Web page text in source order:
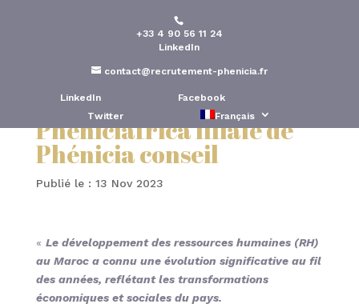
+33 4 90 56 11 24
LinkedIn
contact@recrutement-phenicia.fr
LinkedIn
Facebook
Twitter
Français
Le développement RH au
Royaume du Maroc selon
l’analyse de
Phéniciafrica filiale de
Phénicia conseil
Publié le : 13 Nov 2023
« Le développement des ressources humaines (RH)
au Maroc a connu une évolution significative au fil
des années, reflétant les transformations
économiques et sociales du pays.